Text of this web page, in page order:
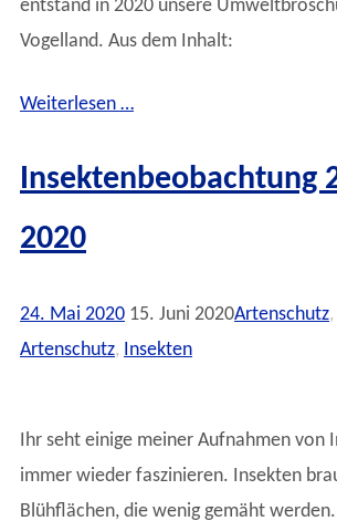
entstand in 2020 unsere
Vogelland. Aus dem Inhalt:
Weiterlesen …
Insektenbeobachtung
2020
24. Mai 2020 15. Juni 2020Artenschutz,
Artenschutz, Insekten
Ihr seht einige meiner Aufnahmen von
immer wieder faszinieren. Insekten
Blühflächen, die wenig gemäht